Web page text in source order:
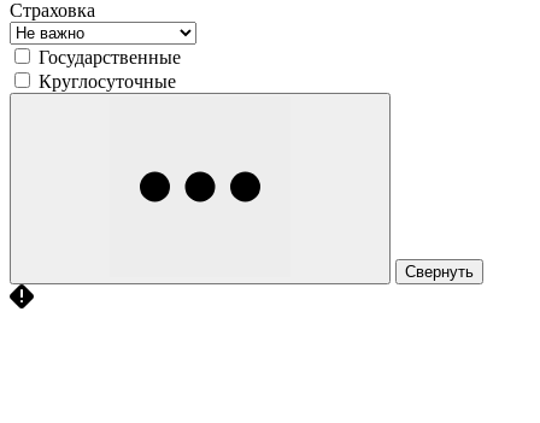
Страховка
Государственные
Круглосуточные
Свернуть